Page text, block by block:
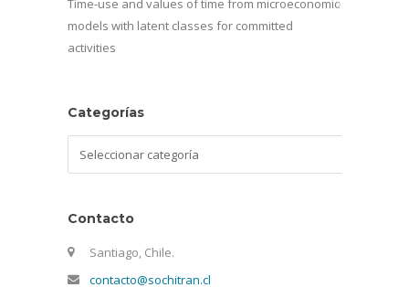
Time-use and values of time from microeconomic
models with latent classes for committed
activities
Categorías
Contacto
Santiago, Chile.
contacto@sochitran.cl